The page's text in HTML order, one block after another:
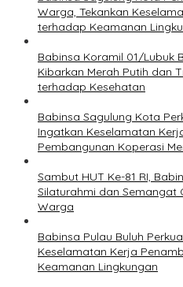
Warga, Tekankan
terhadap Keamanan
Babinsa Koramil 01/Lubuk
Kibarkan Merah Putih dan
terhadap Kesehatan
Babinsa Sagulung Kota
Ingatkan Keselamatan
Pembangunan Koperasi
Sambut HUT Ke-81 RI,
Silaturahmi dan Semangat
Warga
Babinsa Pulau Buluh
Keselamatan Kerja
Keamanan Lingkungan